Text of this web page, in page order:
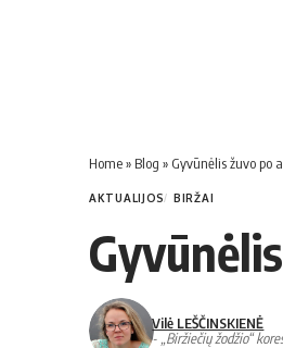
Home» Blog » Gyvūnėlis žuvo po
AKTUALIJOS BIRŽAI
Vilė LEŠČINSKIENĖ
- „Biržiečių žodžio“